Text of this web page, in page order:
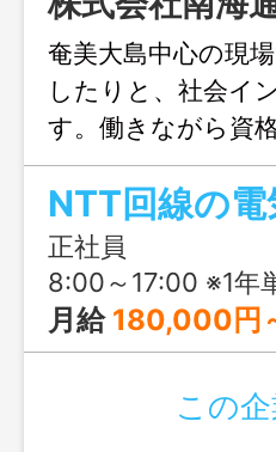
奄美大島中心の現
したりと、社会イ
す。働きながら資
未経験から手に職
日」などユニーク
トも大切にできる
も安心してスター
NTT回線の
正社員
8:00～17:00 ※1年
月給 180,000円～300,000
この